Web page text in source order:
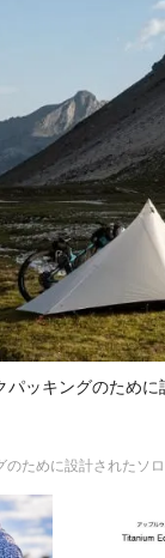
ッキングのために
ために設計されたソロ